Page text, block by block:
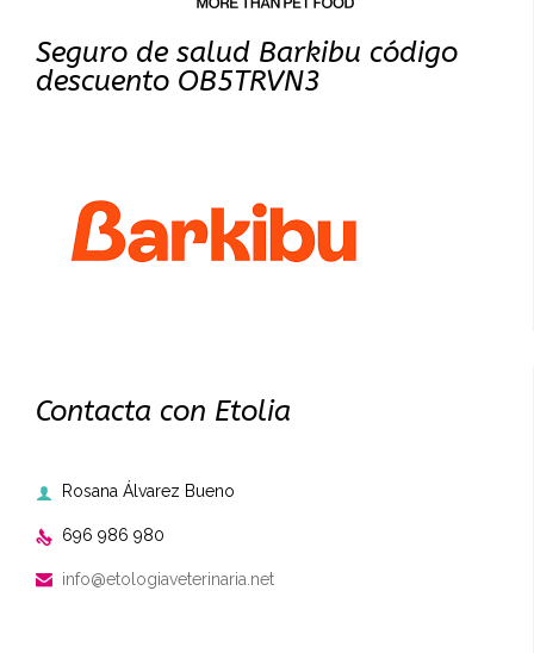
Seguro de salud Barkibu código
descuento OB5TRVN3
Contacta con Etolia
 Rosana Álvarez Bueno
 696 986 980
 info@etologiaveterinaria.net